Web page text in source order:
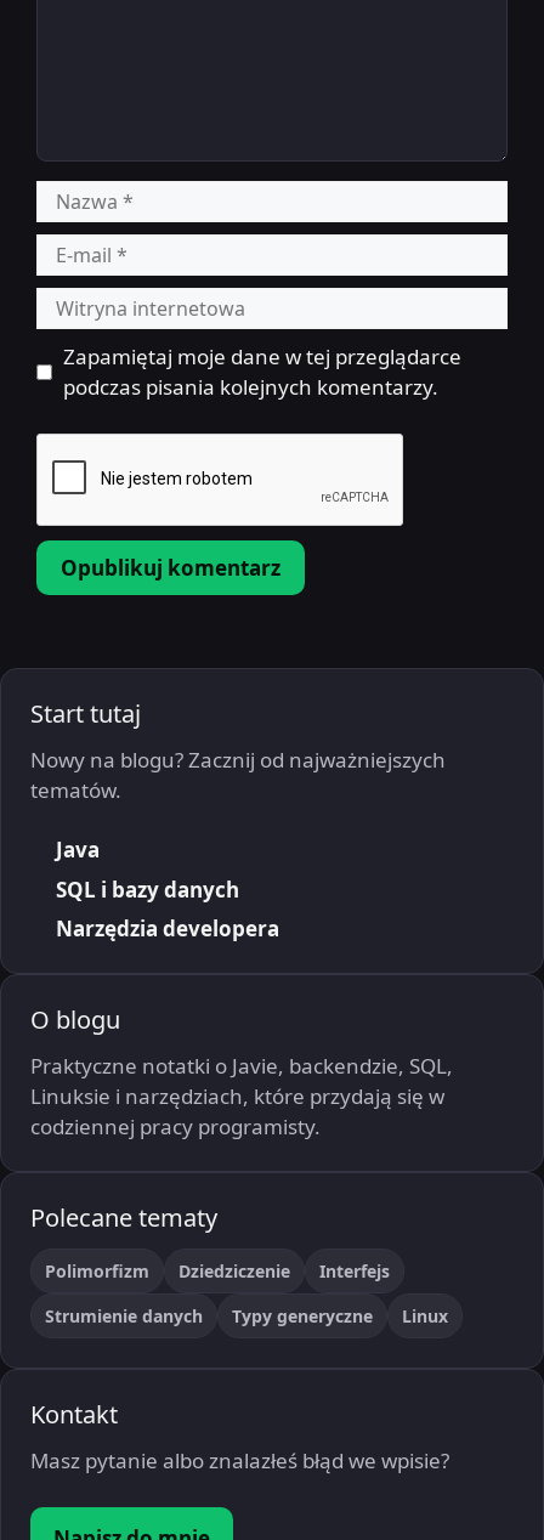
Nazwa
mail
Witryna
internetowa
Zapamiętaj moje dane w tej przeglądarce
podczas pisania kolejnych komentarzy.
Start tutaj
Nowy na blogu? Zacznij od najważniejszych
tematów.
Java
SQL i bazy danych
Narzędzia developera
O blogu
Praktyczne notatki o Javie, backendzie, SQL,
Linuksie i narzędziach, które przydają się w
codziennej pracy programisty.
Polecane tematy
Polimorfizm Dziedziczenie
Interfejs
Strumienie danych
Typy generyczne Linux
Kontakt
Masz pytanie albo znalazłeś błąd we wpisie?